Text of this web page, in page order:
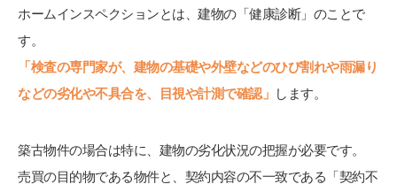
ホームインスペクションとは、建物の「健康診断」のことで
す。
「検査の専門家が、建物の基礎や外壁などのひび割れや雨漏り
などの劣化や不具合を、目視や計測で確認」 します。
築古物件の場合は特に、建物の劣化状況の把握が必要です。
売買の目的物である物件と、契約内容の不一致である「契約不